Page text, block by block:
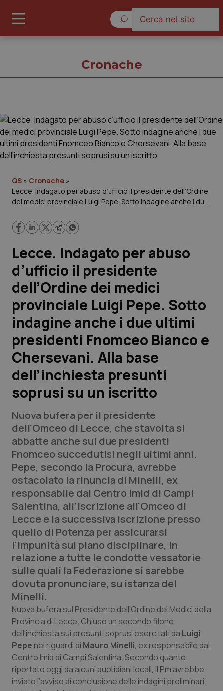
Cronache
Regioni e Asl
Lavoro e Professioni
Scienza e Farmaci
Studi e Analisi
Lettere al direttore
Edizioni Regionali
QS Pro
Professionisti Sanitari.AI
Abruzzo
Basilicata
Calabria
Campania
Emilia-Romagna
Friuli Venezia Giulia
Lazio
Liguria
Lombardia
Marche
Molise
Piemonte
QS Pro Gold
Artrite & artrosi
Asma & BPCO
Car-T
Colesterolo & coronaropatie
Dermatite Atopica
Diabete & glucometri
Disturbi dell’umore
Dolore
Donna & Salute
Epatiti
HIV
QS Club Newsletter
Cronache
QS » Cronache »
Lecce. Indagato per abuso d’ufficio il presidente dell’Ordine
dei medici provinciale Luigi Pepe. Sotto indagine anche i due
dell’inchiesta presunti soprusi su un iscritto
Lecce. Indagato per abuso
d’ufficio il presidente
dell’Ordine dei medici
provinciale Luigi Pepe. Sotto
indagine anche i due ultimi
presidenti Fnomceo Bianco e
Chersevani. Alla base
dell’inchiesta presunti
soprusi su un iscritto
Nuova bufera per il presidente
dell'Omceo di Lecce, che stavolta si
abbatte anche sui due presidenti
Fnomceo succedutisi negli ultimi anni.
Pepe, secondo la Procura, avrebbe
ostacolato la rinuncia di Minelli, ex
responsabile dal Centro Imid di Campi
Salentina, all’iscrizione all'Omceo di
Lecce e la successiva iscrizione presso
quello di Potenza per assicurarsi
l'impunità sul piano disciplinare, in
relazione a tutte le condotte vessatorie
sulle quali la Federazione si sarebbe
dovuta pronunciare, su istanza del
Minelli.
Nuova bufera sul Presidente dell’Ordine dei Medici della
Provincia di Lecce. Chiuso un secondo filone
dell’inchiesta sui presunti soprusi esercitati da Luigi
Pepe nei riguardi di Mauro Minelli, ex responsabile dal
Centro Imid di Campi Salentina. Secondo quanto
riportato oggi da alcuni quotidiani locali, il Pm avrebbe
inviato l’avviso di conclusione delle indagini preliminari